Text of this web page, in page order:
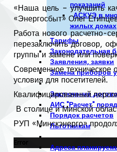
показаний
АСКУЭ в
жилых домах
Тарифы
Законодательная
Заявления, заявки
Замена приборов
Заключение
АИС "Расчет"
Порядок расчетов
Льготникам
Адреса
«Наша цель – улучшить
«Энергосбыт» Олег
Работа нового расчетно-
перезаключить договор,
группы и замене или
Современное техническое
условия для посетителей.
Квалифицированный
В столице и Минской
РУП «Минскэнерго»
Error